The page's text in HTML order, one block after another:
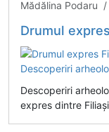
Mădălina Podaru
Drumul expres Filiași –
Descoperiri
expres dintre